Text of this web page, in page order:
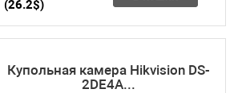
(26.2$)
Купольная камера Hikvision DS-
2DE4A...